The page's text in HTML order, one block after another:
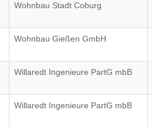
Wohnbau Stadt Coburg
Wohnbau Gießen GmbH
Willaredt Ingenieure PartG mbB
Willaredt Ingenieure PartG mbB